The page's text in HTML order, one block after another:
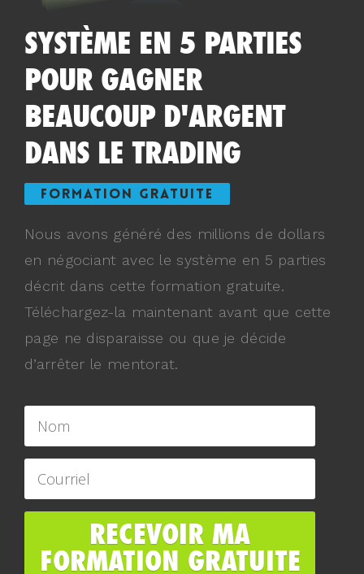
SYSTÈME EN 5 PARTIES
POUR GAGNER
BEAUCOUP D'ARGENT
DANS LE TRADING
FORMATION GRATUITE
Nous avons généré des millions de dollars
en négociant avec le système en 5 parties
décrit dans cette formation gratuite.
Téléchargez-la maintenant avant que cette
page ne disparaisse ou que je décide
d’arrêter le mentorat.